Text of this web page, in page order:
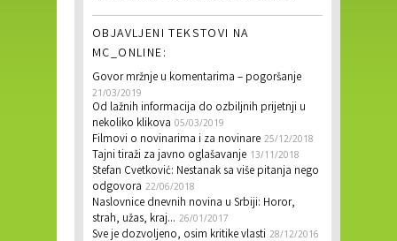
OBJAVLJENI TEKSTOVI NA
MC_ONLINE:
Govor mržnje u komentarima – pogoršanje
21/03/2019
Od lažnih informacija do ozbiljnih prijetnji u
nekoliko klikova 05/03/2019
Filmovi o novinarima i za novinare 25/12/2018
Tajni tiraži za javno oglašavanje 13/11/2018
Stefan Cvetković: Nestanak sa više pitanja nego
odgovora 22/06/2018
Naslovnice dnevnih novina u Srbiji: Horor,
strah, užas, kraj... 26/01/2017
Sve je dozvoljeno, osim kritike vlasti 28/12/2016